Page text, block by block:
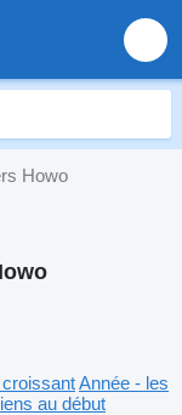
Howo
Année - les
au début